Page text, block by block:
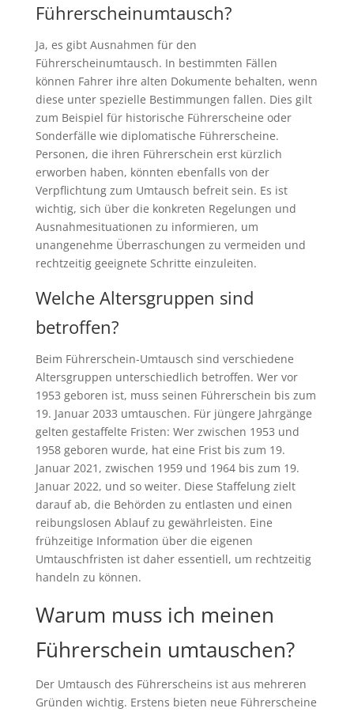
Führerscheinumtausch?
Ja, es gibt Ausnahmen für den
Führerscheinumtausch. In bestimmten Fällen
können Fahrer ihre alten Dokumente behalten, wenn
diese unter spezielle Bestimmungen fallen. Dies gilt
zum Beispiel für historische Führerscheine oder
Sonderfälle wie diplomatische Führerscheine.
Personen, die ihren Führerschein erst kürzlich
erworben haben, könnten ebenfalls von der
Verpflichtung zum Umtausch befreit sein. Es ist
wichtig, sich über die konkreten Regelungen und
Ausnahmesituationen zu informieren, um
unangenehme Überraschungen zu vermeiden und
rechtzeitig geeignete Schritte einzuleiten.
Welche Altersgruppen sind
betroffen?
Beim Führerschein-Umtausch sind verschiedene
Altersgruppen unterschiedlich betroffen. Wer vor
1953 geboren ist, muss seinen Führerschein bis zum
19. Januar 2033 umtauschen. Für jüngere Jahrgänge
gelten gestaffelte Fristen: Wer zwischen 1953 und
1958 geboren wurde, hat eine Frist bis zum 19.
Januar 2021, zwischen 1959 und 1964 bis zum 19.
Januar 2022, und so weiter. Diese Staffelung zielt
darauf ab, die Behörden zu entlasten und einen
reibungslosen Ablauf zu gewährleisten. Eine
frühzeitige Information über die eigenen
Umtauschfristen ist daher essentiell, um rechtzeitig
handeln zu können.
Warum muss ich meinen
Führerschein umtauschen?
Der Umtausch des Führerscheins ist aus mehreren
Gründen wichtig. Erstens bieten neue Führerscheine